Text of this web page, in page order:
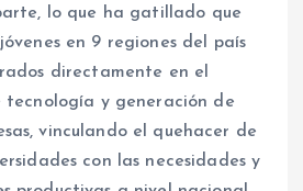
lo que ha gatillado que
en 9 regiones del país
directamente en el
tecnología y generación de
vinculando el quehacer de
con las necesidades y